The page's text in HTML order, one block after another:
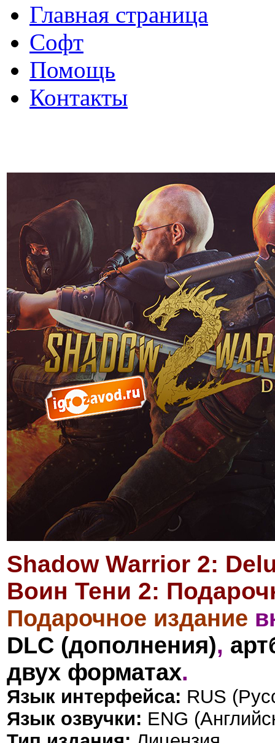
Главная страница
Софт
Помощь
Контакты
Shadow Warrior 2:
Воин Тени 2:
Подарочное издание
DLC (дополнения),
двух форматах.
Язык интерфейса: RUS
Язык озвучки: ENG